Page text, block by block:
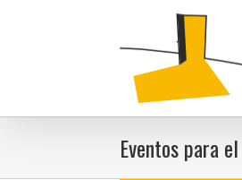
Eventos para